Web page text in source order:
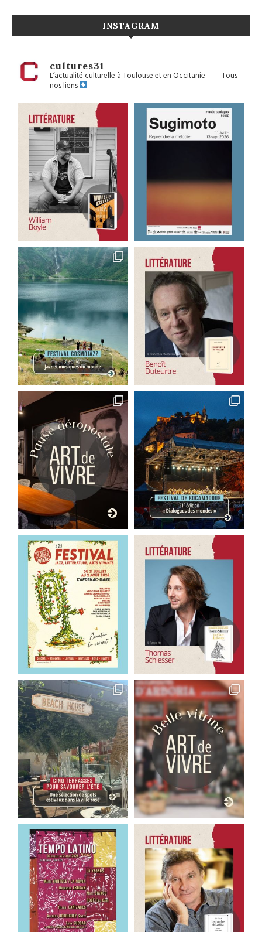
INSTAGRAM
cultures31
L’actualité culturelle à Toulouse et en Occitanie——Tous
nos liens